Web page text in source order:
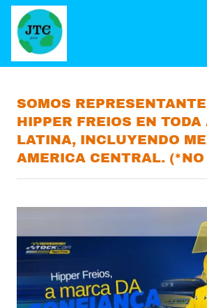
SOMOS
HIPPER FREIOS EN TODA
LATINA, INCLUYENDO
AMERICA CENTRAL.